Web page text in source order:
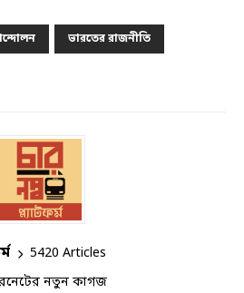
ভারতের রাজনীতি
5420 Articles
নতুন কাগজ